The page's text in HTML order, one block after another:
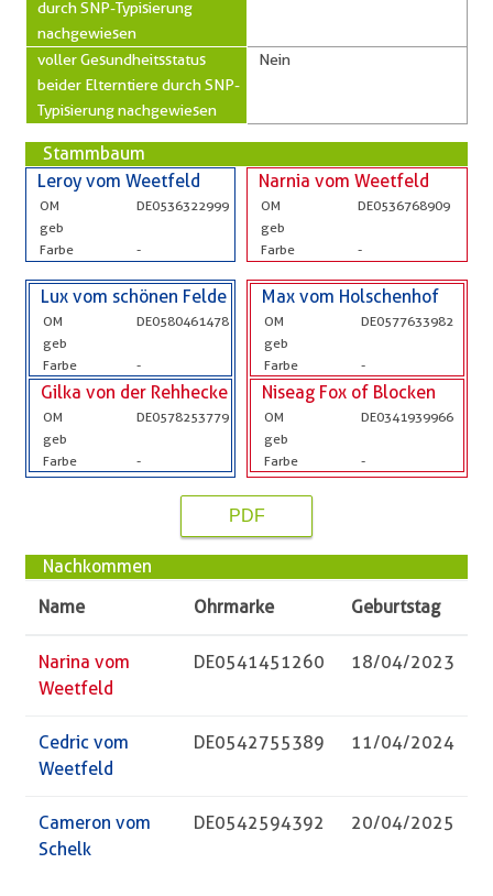
durch SNP-Typisierung
nachgewiesen
voller Gesundheitsstatus
beider Elterntiere durch SNP-
Typisierung nachgewiesen
Nein
Stammbaum
Leroy vom Weetfeld
OM
DE0536322999
geb
Farbe
-
Narnia vom Weetfeld
OM
DE0536768909
geb
Farbe
-
Lux vom schönen Felde
OM
DE0580461478
geb
Farbe
-
Gilka von der Rehhecke
OM
DE0578253779
geb
Farbe
-
Max vom Holschenhof
OM
DE0577633982
geb
Farbe
-
Niseag Fox of Blocken
OM
DE0341939966
geb
Farbe
-
PDF
Nachkommen
Name
Ohrmarke Geburtstag
Narina vom
Weetfeld
DE0541451260 18/04/2023
Cedric vom
Weetfeld
DE0542755389 11/04/2024
Cameron vom
Schelk
DE0542594392 20/04/2025